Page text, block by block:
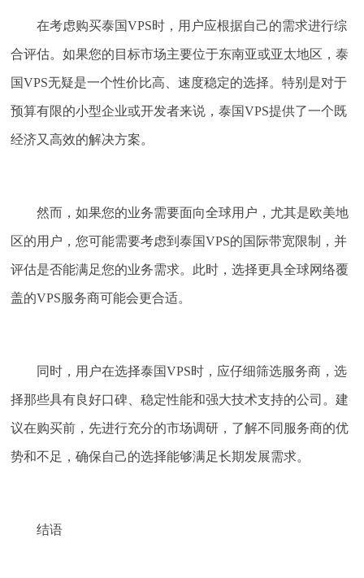
在考虑购买泰国VPS时，用户应根据自己的需求进行综
合评估。如果您的目标市场主要位于东南亚或亚太地区，泰
国VPS无疑是一个性价比高、速度稳定的选择。特别是对于
预算有限的小型企业或开发者来说，泰国VPS提供了一个既
经济又高效的解决方案。
然而，如果您的业务需要面向全球用户，尤其是欧美地
区的用户，您可能需要考虑到泰国VPS的国际带宽限制，并
评估是否能满足您的业务需求。此时，选择更具全球网络覆
盖的VPS服务商可能会更合适。
同时，用户在选择泰国VPS时，应仔细筛选服务商，选
择那些具有良好口碑、稳定性能和强大技术支持的公司。建
议在购买前，先进行充分的市场调研，了解不同服务商的优
势和不足，确保自己的选择能够满足长期发展需求。
结语